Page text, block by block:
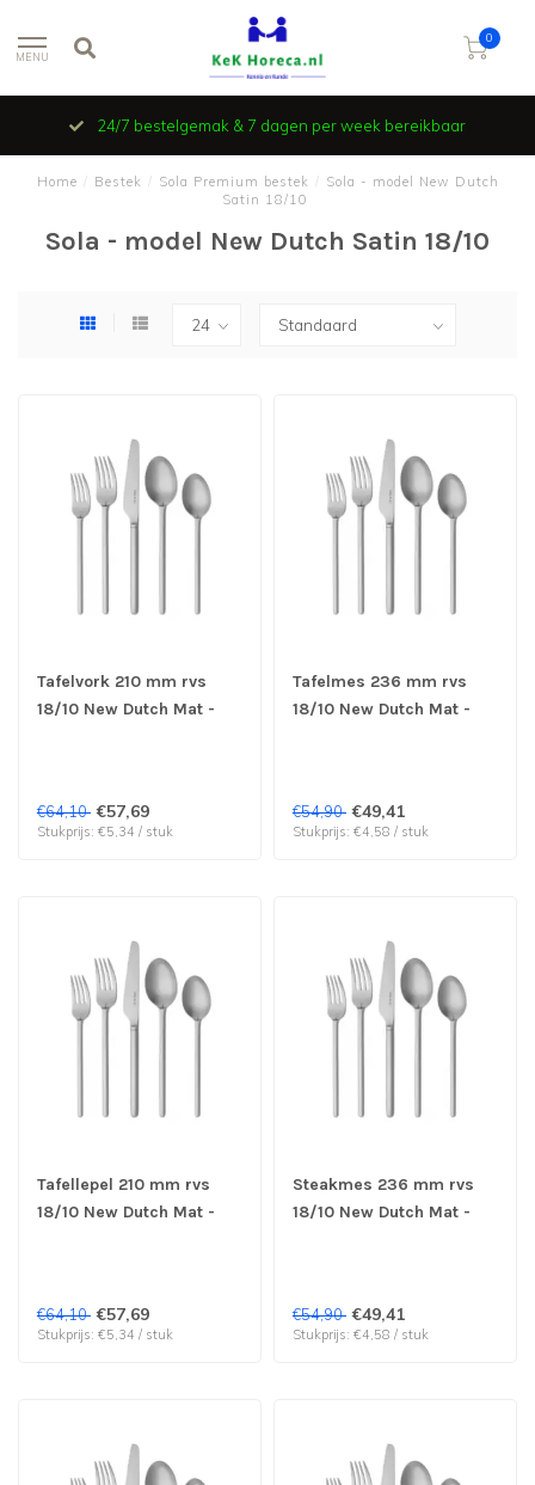
MENU
0
24/7 bestelgemak & 7 dagen per week bereikbaar
Home Bestek Sola Premium bestek
Sola - model New Dutch
Satin 18/10
Sola - model New Dutch Satin 18/10
Tafelvork 210 mm rvs
18/10 New Dutch Mat -
€64,10 €57,69
Stukprijs: €5,34 / stuk
Tafelmes 236 mm rvs
18/10 New Dutch Mat -
€54,90 €49,41
Stukprijs: €4,58 / stuk
Tafellepel 210 mm rvs
18/10 New Dutch Mat -
€64,10 €57,69
Stukprijs: €5,34 / stuk
Steakmes 236 mm rvs
18/10 New Dutch Mat -
€54,90 €49,41
Stukprijs: €4,58 / stuk